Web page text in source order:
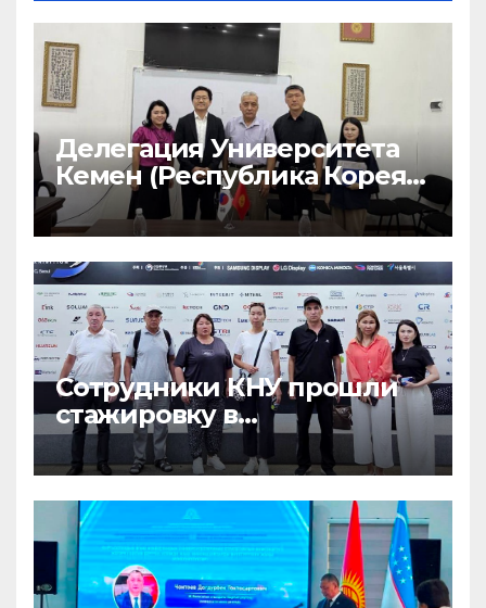
Делегация Университета
Кемен (Республика Корея)
посетила Кыргызский
национальный
университет
Сотрудники КНУ прошли
стажировку в
Университете Кемён
(Республика Корея)